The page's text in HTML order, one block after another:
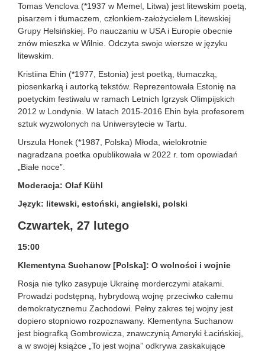
Tomas Venclova (*1937 w Memel, Litwa) jest litewskim poetą,
pisarzem i tłumaczem, członkiem-założycielem Litewskiej
Grupy Helsińskiej. Po nauczaniu w USA i Europie obecnie
znów mieszka w Wilnie. Odczyta swoje wiersze w języku
litewskim.
Kristiina Ehin (*1977, Estonia) jest poetką, tłumaczką,
piosenkarką i autorką tekstów. Reprezentowała Estonię na
poetyckim festiwalu w ramach Letnich Igrzysk Olimpijskich
2012 w Londynie. W latach 2015-2016 Ehin była profesorem
sztuk wyzwolonych na Uniwersytecie w Tartu.
Urszula Honek (*1987, Polska) Młoda, wielokrotnie
nagradzana poetka opublikowała w 2022 r. tom opowiadań
„Białe noce”.
Moderacja: Olaf Kühl
Język: litewski, estoński, angielski, polski
Czwartek, 27 lutego
15:00
Klementyna Suchanow [Polska]: O wolności i wojnie
Rosja nie tylko zasypuje Ukrainę morderczymi atakami.
Prowadzi podstępną, hybrydową wojnę przeciwko całemu
demokratycznemu Zachodowi. Pełny zakres tej wojny jest
dopiero stopniowo rozpoznawany. Klementyna Suchanow
jest biografką Gombrowicza, znawczynią Ameryki Łacińskiej,
a w swojej książce „To jest wojna” odkrywa zaskakujące